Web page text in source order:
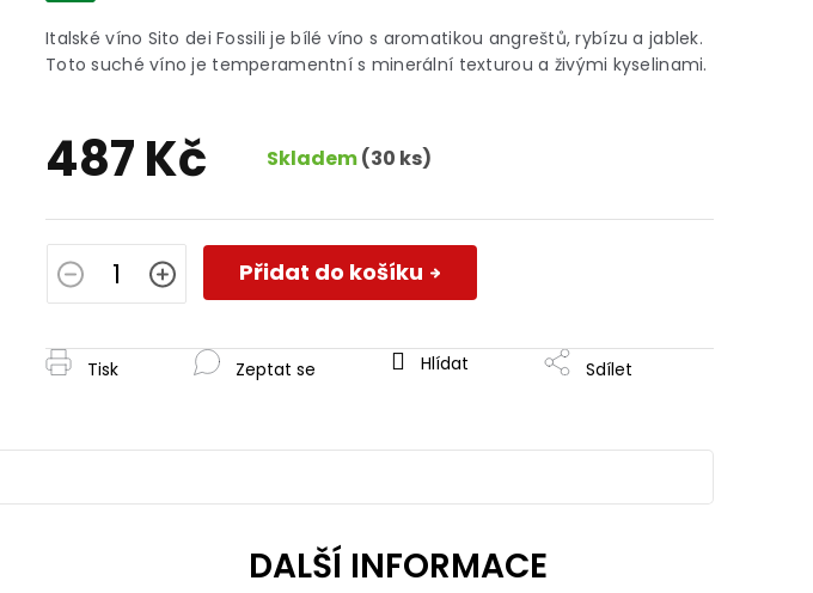
produktu
je
0,0
hvězdiček.
Italské víno Sito dei Fossili je bílé víno s aromatikou angreštů, rybízu a jablek.
Toto suché víno je temperamentní s minerální texturou a živými kyselinami.
487 Kč Skladem(30 ks)
Měrná
cena:
Přidat do košíku
Tisk Zeptat se Hlídat Sdílet
DALŠÍ INFORMACE